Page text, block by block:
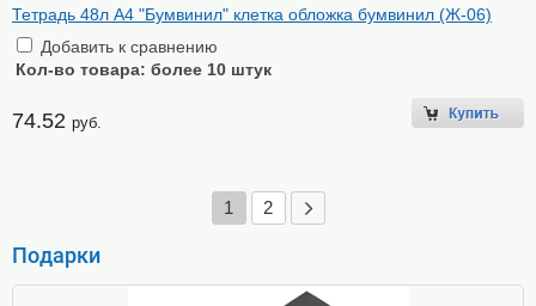
Тетрадь 48л А4 "Бумвинил" клетка обложка бумвинил (Ж-06)
Добавить к сравнению
Кол-во товара: более 10 штук
74.52 руб.
1 2
Подарки